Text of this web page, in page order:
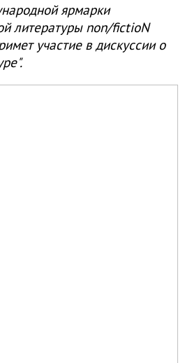
ярмарки
литературы non/fictioN
участие в дискуссии о